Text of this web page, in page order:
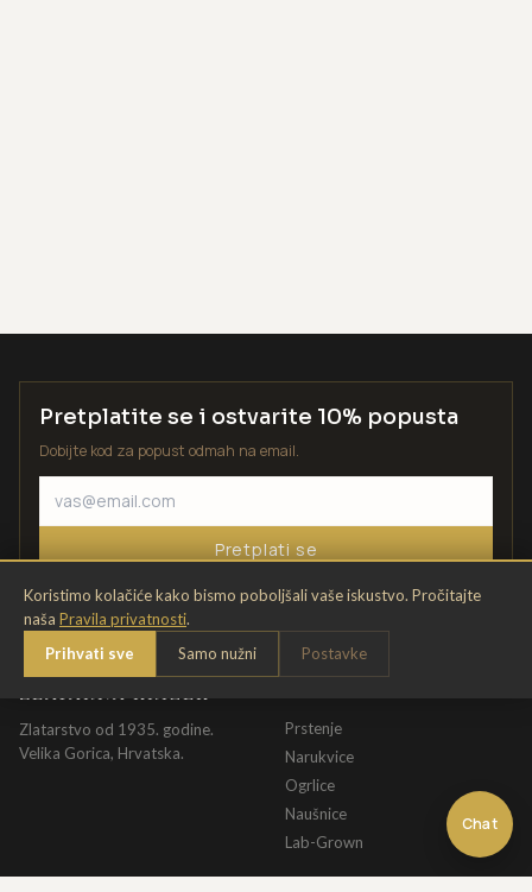
Chat
Koristimo kolačiće kako bismo poboljšali vaše iskustvo. Pročitajte
naša Pravila privatnosti.
Prihvati sve
Samo nužni Postavke
Pretplatite se i ostvarite 10% popusta
Dobijte kod za popust odmah na email.
Pretplati se
Zlatarstvo od 1935. godine.
Velika Gorica, Hrvatska.
Prstenje
Narukvice
Ogrlice
Naušnice
Lab-Grown